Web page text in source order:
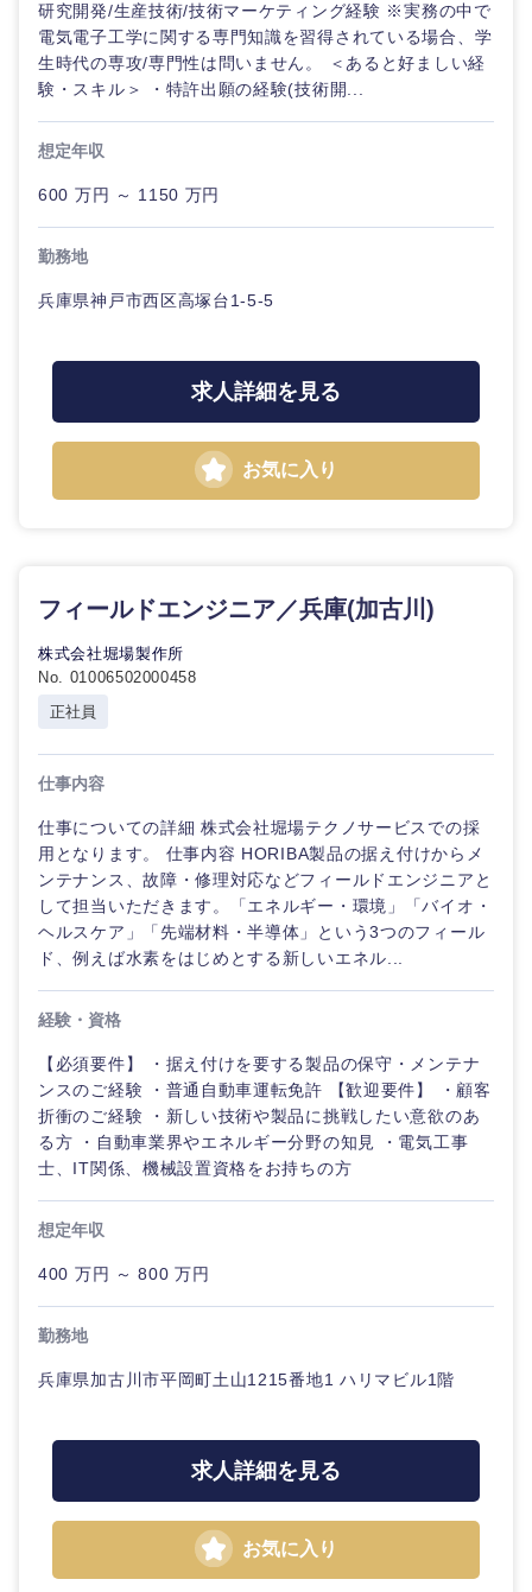
研究開発/生産技術/技術マーケティング経験 ※実務の中で
電気電子工学に関する専門知識を習得されている場合、学
生時代の専攻/専門性は問いません。 ＜あると好ましい経
験・スキル＞ ・特許出願の経験(技術開...
想定年収
600 万円 ～ 1150 万円
勤務地
兵庫県神戸市西区高塚台1-5-5
求人詳細を見る
お気に入り
フィールドエンジニア／兵庫(加古川)
株式会社堀場製作所
No. 01006502000458
正社員
仕事内容
仕事についての詳細 株式会社堀場テクノサービスでの採
用となります。 仕事内容 HORIBA製品の据え付けからメ
ンテナンス、故障・修理対応などフィールドエンジニアと
して担当いただきます。「エネルギー・環境」「バイオ・
ヘルスケア」「先端材料・半導体」という3つのフィール
ド、例えば水素をはじめとする新しいエネル...
経験・資格
【必須要件】 ・据え付けを要する製品の保守・メンテナ
ンスのご経験 ・普通自動車運転免許 【歓迎要件】 ・顧客
折衝のご経験 ・新しい技術や製品に挑戦したい意欲のあ
る方 ・自動車業界やエネルギー分野の知見 ・電気工事
士、IT関係、機械設置資格をお持ちの方
想定年収
400 万円 ～ 800 万円
勤務地
兵庫県加古川市平岡町土山1215番地1 ハリマビル1階
求人詳細を見る
お気に入り